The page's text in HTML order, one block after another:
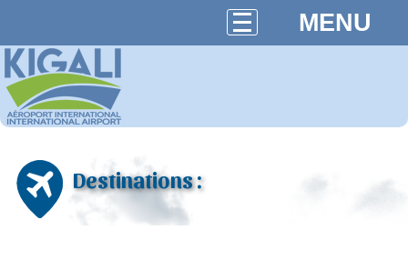
MENU
Destinations :